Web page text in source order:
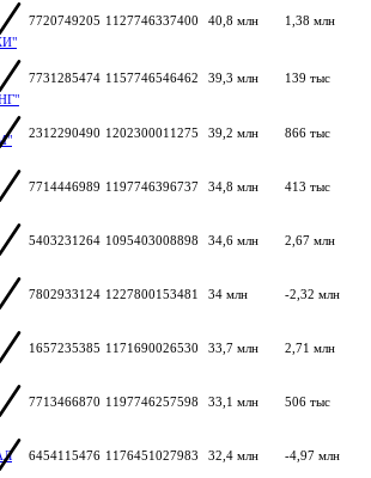
7720749205 1127746337400 40,8 млн 1,38 млн
7731285474 1157746546462 39,3 млн 139 тыс
2312290490 1202300011275 39,2 млн 866 тыс
7714446989 1197746396737 34,8 млн 413 тыс
5403231264 1095403008898 34,6 млн 2,67 млн
7802933124 1227800153481 34 млн -2,32 млн
1657235385 1171690026530 33,7 млн 2,71 млн
7713466870 1197746257598 33,1 млн 506 тыс
6454115476 1176451027983 32,4 млн -4,97 млн